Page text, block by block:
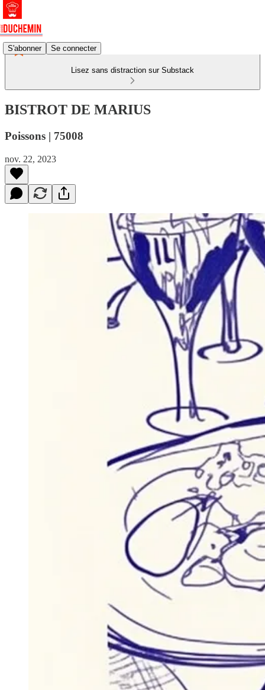
S'abonner Se connecter
Lisez sans distraction sur Substack
BISTROT DE MARIUS
Poissons | 75008
nov. 22, 2023